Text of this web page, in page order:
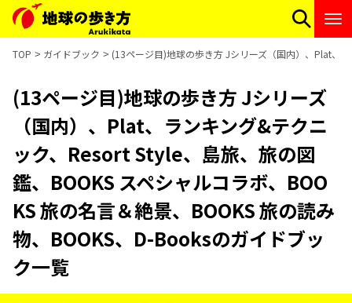
TOP ガイドブック (13ページ目)地球の歩き方 Jシリーズ（国内）、Plat、
(13ページ目)地球の歩き方 Jシリーズ
（国内）、Plat、ランキング&テクニ
ック、Resort Style、島旅、旅の図
鑑、BOOKS スペシャルコラボ、BOO
KS 旅の名言＆絶景、BOOKS 旅の読み
物、BOOKS、D-Booksのガイドブッ
ク一覧